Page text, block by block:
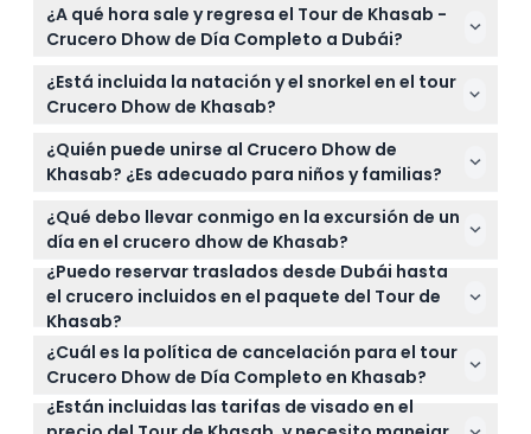
¿A qué hora sale y regresa el Tour de Khasab -
Crucero Dhow de Día Completo a Dubái?
El tour sale con recogida en el hotel en Dubái entre
las 5:30 AM y 6:00 AM y regresa a los hoteles de
por favor confirme al momento de la reserva).
¿Está incluida la natación y el snorkel en el tour
Crucero Dhow de Khasab?
Sí, el tour incluye natación y snorkel en las Islas
Telegraf y Sibi, con todo el equipo necesario
provisto a bordo.
¿Quién puede unirse al Crucero Dhow de
Khasab? ¿Es adecuado para niños y familias?
El tour es adecuado para adultos y niños mayores
de 5 años. Los niños menores de 5 años pueden
y visado. Todos los viajeros deben portar
documentos de viaje válidos.
¿Qué debo llevar conmigo en la excursión de un
día en el crucero dhow de Khasab?
Lleve traje de baño, protector solar, un sombrero,
una toalla que se proporciona a bordo y sus
documentos de viaje para el cruce fronterizo.
¿Puedo reservar traslados desde Dubái hasta
el crucero incluidos en el paquete del Tour de
Khasab?
Sí, hay traslados opcionales de ida y vuelta desde
Dubái o Ras Al Jaima disponibles y pueden
reservarse en línea en este sitio web junto con el
tour.
¿Cuál es la política de cancelación para el tour
Crucero Dhow de Día Completo en Khasab?
Puede cancelar o modificar su reserva hasta 48
¿Están incluidas las tarifas de visado en el